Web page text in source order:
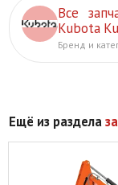
Все
Kubota
Бренд и
Ещё из раздела